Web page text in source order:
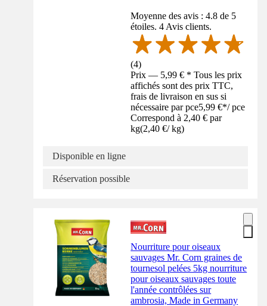
Moyenne des avis : 4.8 de 5
étoiles. 4 Avis clients.
(4)
Prix — 5,99 € * Tous les prix
affichés sont des prix TTC,
frais de livraison en sus si
nécessaire par pce5,99 €*/ pce
Correspond à 2,40 € par
kg(2,40 €/ kg)
Disponible en ligne
Réservation possible
Nourriture pour oiseaux
sauvages Mr. Corn graines de
tournesol pelées 5kg nourriture
pour oiseaux sauvages toute
l'année contrôlées sur
ambrosia, Made in Germany